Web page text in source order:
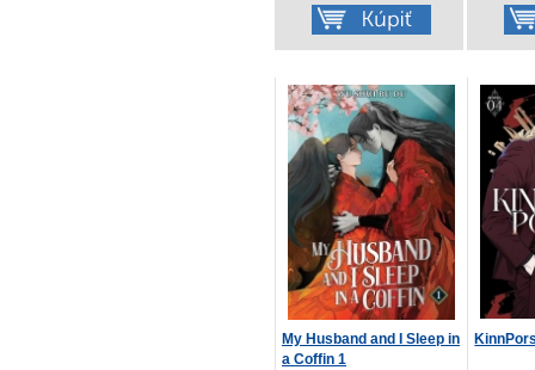
My Husband and I Sleep in
a Coffin 1